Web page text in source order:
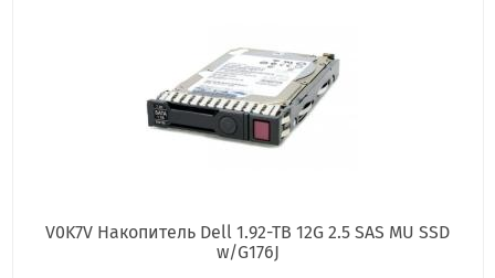
V0K7V Накопитель Dell 1.92-TB 12G 2.5 SAS MU SSD
w/G176J